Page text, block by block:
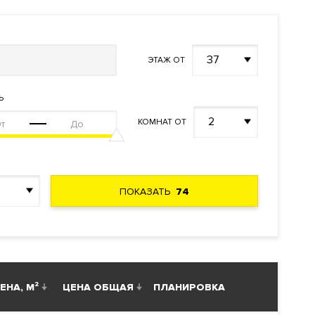
ЭТАЖ ОТ 37
КОМНАТ ОТ 2
ПОКАЗАТЬ74
М² ЦЕНА ОБЩАЯ ПЛАНИРОВКА